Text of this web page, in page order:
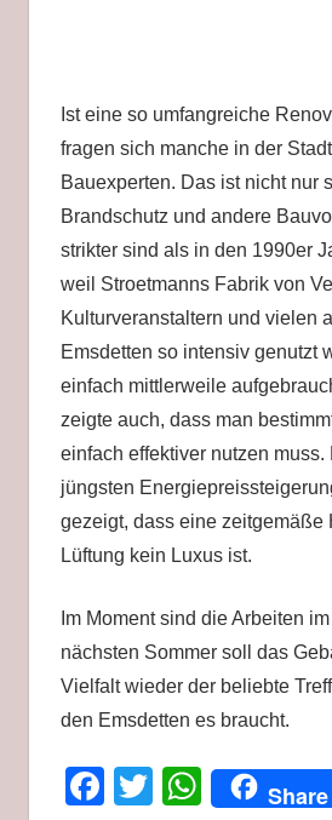
Ist eine so umfangreiche
fragen sich manche in der
Bauexperten. Das ist nicht nur
Brandschutz und andere
strikter sind als in den 1990er
weil Stroetmanns Fabrik von
Kulturveranstaltern und vielen
Emsdetten so intensiv genutzt
einfach mittlerweile
zeigte auch, dass man
einfach effektiver nutzen muss.
jüngsten
gezeigt, dass eine zeitgemäße
Lüftung kein Luxus ist.
Im Moment sind die Arbeiten
nächsten Sommer soll das
Vielfalt wieder der beliebte
den Emsdetten es braucht.
Facebook
Twitter Share